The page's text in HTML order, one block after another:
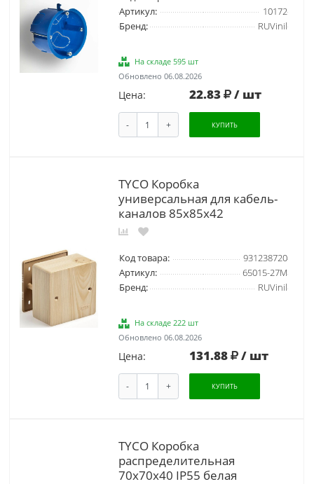
Артикул:
10172
Бренд:
RUVinil
На складе 595 шт
Обновлено 06.08.2026
Цена: 22.83 / шт
- + КУПИТЬ
TYCO Коробка
универсальная для кабель-
каналов 85х85х42
Код товара:
931238720
Артикул:
65015-27М
Бренд:
RUVinil
На складе 222 шт
Обновлено 06.08.2026
Цена: 131.88 / шт
- + КУПИТЬ
TYCO Коробка
распределительная
70х70х40 IP55 белая